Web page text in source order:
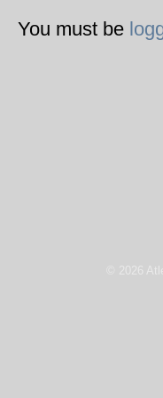
You must be
© 2026